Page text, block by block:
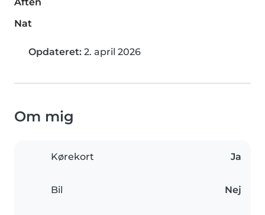
Aften
Nat
Opdateret: 2. april 2026
Om mig
Kørekort Ja
Bil Nej